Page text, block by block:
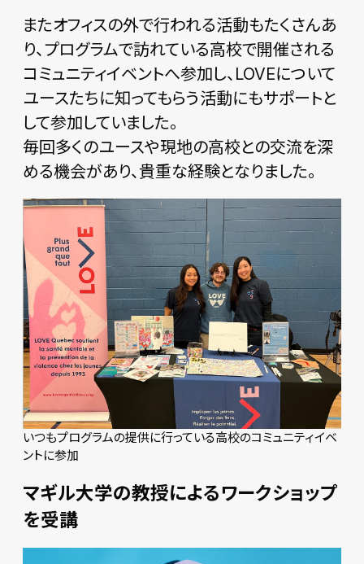
またオフィスの外で行われる活動もたくさんあ
り、プログラムで訪れている高校で開催される
コミュニティイベントへ参加し、LOVEについて
ユースたちに知ってもらう活動にもサポートと
して参加していました。
毎回多くのユースや現地の高校との交流を深
める機会があり、貴重な経験となりました。
いつもプログラムの提供に行っている高校のコミュニティイベ
ントに参加
マギル大学の教授によるワークショップ
を受講